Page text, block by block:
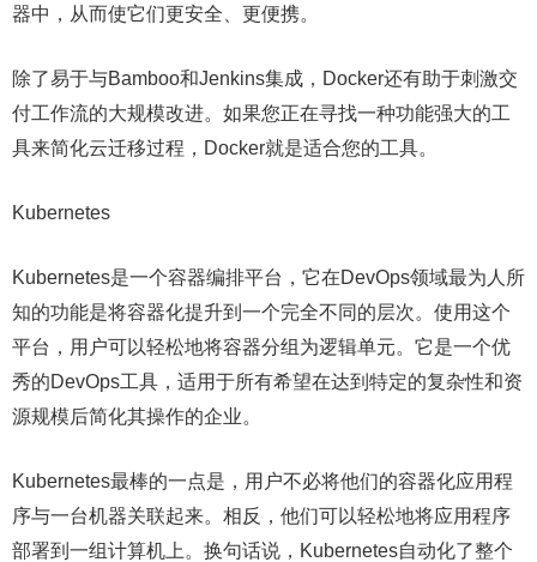
器中，从而使它们更安全、更便携。
除了易于与Bamboo和Jenkins集成，Docker还有助于刺激交
付工作流的大规模改进。如果您正在寻找一种功能强大的工
具来简化云迁移过程，Docker就是适合您的工具。
Kubernetes
Kubernetes是一个容器编排平台，它在DevOps领域最为人所
知的功能是将容器化提升到一个完全不同的层次。使用这个
平台，用户可以轻松地将容器分组为逻辑单元。它是一个优
秀的DevOps工具，适用于所有希望在达到特定的复杂性和资
源规模后简化其操作的企业。
Kubernetes最棒的一点是，用户不必将他们的容器化应用程
序与一台机器关联起来。相反，他们可以轻松地将应用程序
部署到一组计算机上。换句话说，Kubernetes自动化了整个